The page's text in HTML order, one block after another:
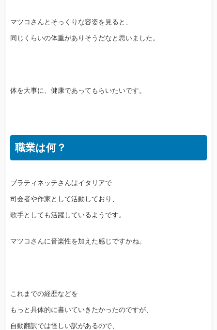
マツコさんとそっくりな容姿を見ると、
同じくらいの体重がありそうだなと思いました。
体を大事に、健康であってもらいたいです。
職業は何？
プラティネッテさんはイタリアで
司会者や作家として活動しており、
歌手としても活躍しているようです。
マツコさんに音楽性を加えた感じですかね。
これまでの経歴などを
もっと具体的に書いていきたかったのですが、
自動翻訳では怪しい訳があるので、